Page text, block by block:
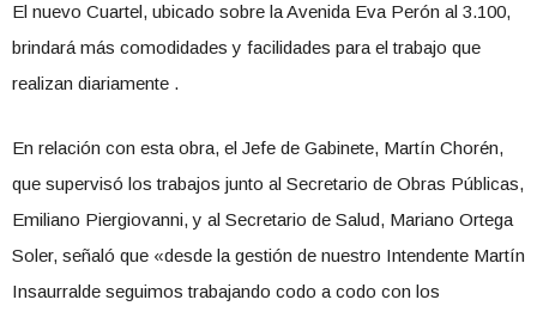
El nuevo Cuartel, ubicado sobre la Avenida Eva Perón al 3.100,
brindará más comodidades y facilidades para el trabajo que
realizan diariamente .
En relación con esta obra, el Jefe de Gabinete, Martín Chorén,
que supervisó los trabajos junto al Secretario de Obras Públicas,
Emiliano Piergiovanni, y al Secretario de Salud, Mariano Ortega
Soler, señaló que «desde la gestión de nuestro Intendente Martín
Insaurralde seguimos trabajando codo a codo con los